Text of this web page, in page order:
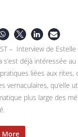
– Interview de
s’est déjà intéressée
liées aux rites,
vernaculaires, qu’elle
plus large des
More